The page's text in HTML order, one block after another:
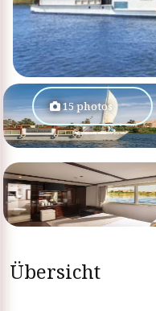
15 photos
Übersicht